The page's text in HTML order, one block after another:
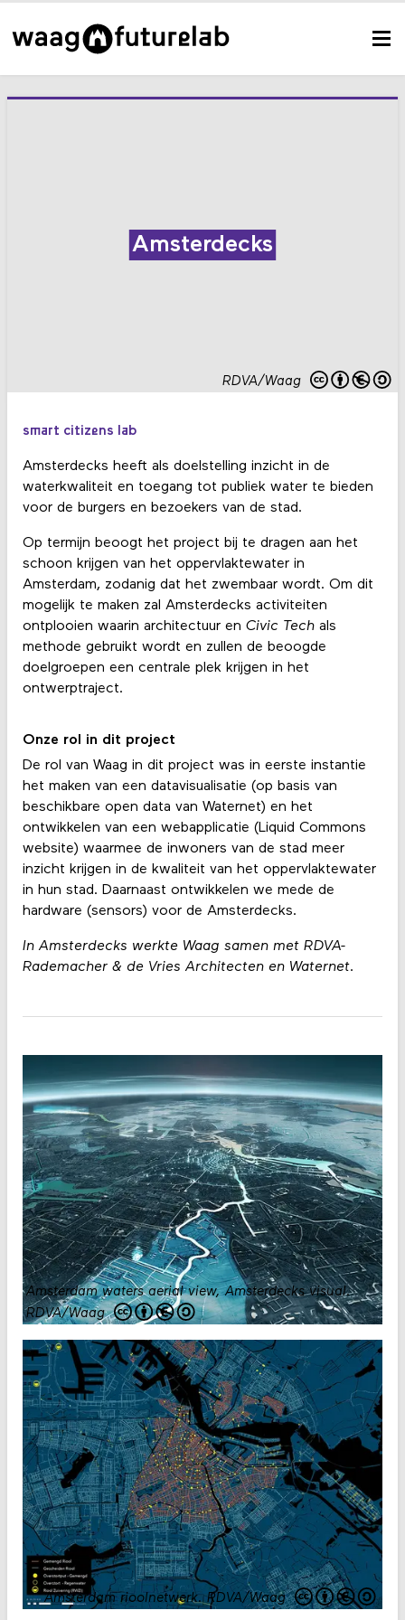
RDVA/Waag
Amsterdecks
smart citizens lab
Amsterdecks heeft als doelstelling inzicht in de
waterkwaliteit en toegang tot publiek water te bieden
voor de burgers en bezoekers van de stad.
Op termijn beoogt het project bij te dragen aan het
schoon krijgen van het oppervlaktewater in
Amsterdam, zodanig dat het zwembaar wordt. Om dit
mogelijk te maken zal Amsterdecks activiteiten
ontplooien waarin architectuur en Civic Techals
methode gebruikt wordt en zullen de beoogde
doelgroepen een centrale plek krijgen in het
ontwerptraject.
Onze rol in dit project
De rol van Waag in dit project was in eerste instantie
het maken van een datavisualisatie (op basis van
beschikbare open data van Waternet) en het
ontwikkelen van een webapplicatie (Liquid Commons
website) waarmee de inwoners van de stad meer
inzicht krijgen in de kwaliteit van het oppervlaktewater
in hun stad. Daarnaast ontwikkelen we mede de
hardware (sensors) voor de Amsterdecks.
In Amsterdecks werkte Waag samen met RDVA-
Rademacher & de Vries Architecten en Waternet.
Amsterdam waters aerial view, Amsterdecks visual.
RDVA/Waag
Amsterdam rioolnetwerk.RDVA/Waag